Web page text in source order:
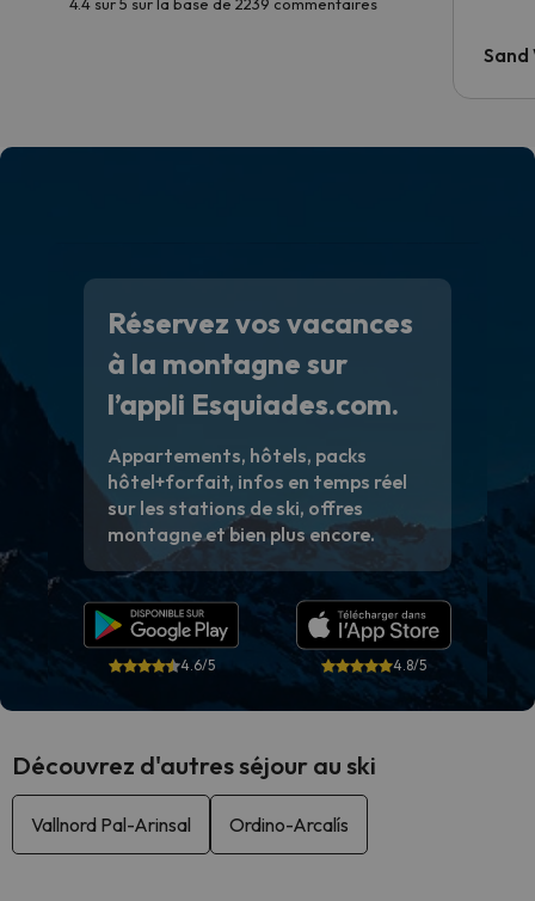
4.4 sur 5 sur la base de 2239 commentaires
Sand
Réservez vos vacances
à la montagne sur
l’appli Esquiades.com.
Appartements, hôtels, packs
hôtel+forfait, infos en temps réel
sur les stations de ski, offres
montagne et bien plus encore.
4.6/5 4.8/5
Découvrez d'autres séjour au ski
Vallnord Pal-Arinsal Ordino-Arcalís